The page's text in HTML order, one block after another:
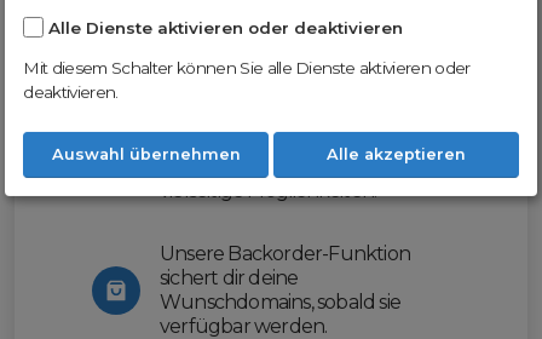
Nutze unsere Erfahrung und profitiere
erleichtern wir dir den
Domainhandel und bieten dir
vielseitige Möglichkeiten.
Unsere Backorder-Funktion
sichert dir deine
Wunschdomains, sobald sie
verfügbar werden.
Alle Dienste aktivieren oder deaktivieren
Mit diesem Schalter können Sie alle Dienste aktivieren oder
deaktivieren.
Auswahl übernehmen Alle akzeptieren